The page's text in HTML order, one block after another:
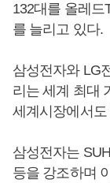
132대를 올레드
를 늘리고 있다.
삼성전자와 LG
리는 세계 최대
세계시장에서
삼성전자는
등을 강조하며